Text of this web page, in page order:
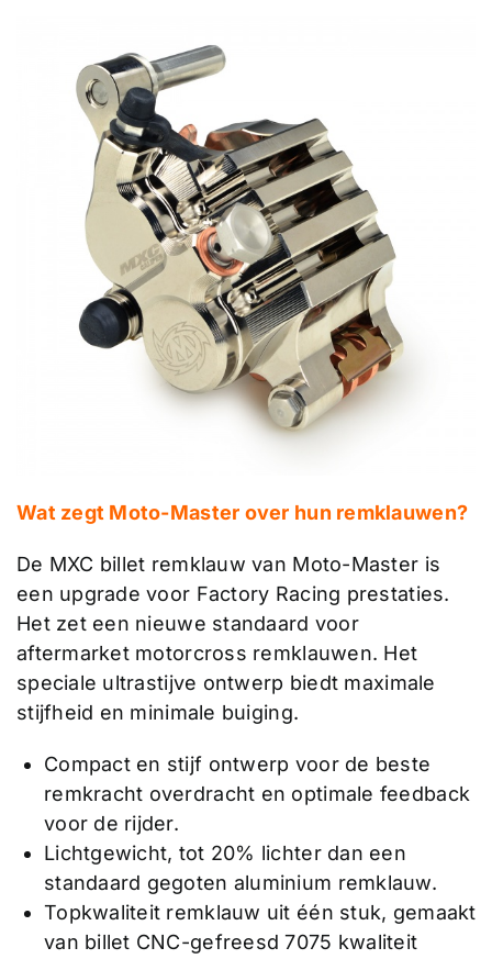
Wat zegt Moto-Master over hun remklauwen?
De MXC billet remklauw van Moto-Master is
een upgrade voor Factory Racing prestaties.
Het zet een nieuwe standaard voor
aftermarket motorcross remklauwen. Het
speciale ultrastijve ontwerp biedt maximale
stijfheid en minimale buiging.
Compact en stijf ontwerp voor de beste
remkracht overdracht en optimale feedback
voor de rijder.
Lichtgewicht, tot 20% lichter dan een
standaard gegoten aluminium remklauw.
Topkwaliteit remklauw uit één stuk, gemaakt
van billet CNC-gefreesd 7075 kwaliteit